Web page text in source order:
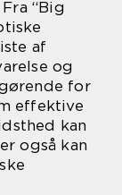
“Big
af
og
for
effektive
kan
også kan